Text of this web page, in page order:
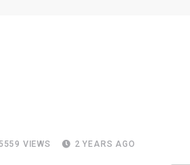
5559 VIEWS 2 YEARS AGO